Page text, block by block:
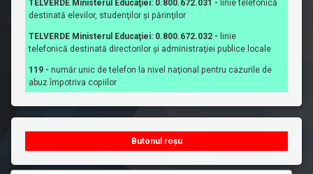
TELVERDE Ministerul Educaţiei: 0.800.672.031 - linie telefonică
destinată elevilor, studenţilor şi părinţilor
TELVERDE Ministerul Educaţiei: 0.800.672.032 - linie
telefonică destinată directorilor şi administraţiei publice locale
119 - număr unic de telefon la nivel naţional pentru cazurile de
abuz împotriva copiilor
Butonul roșu